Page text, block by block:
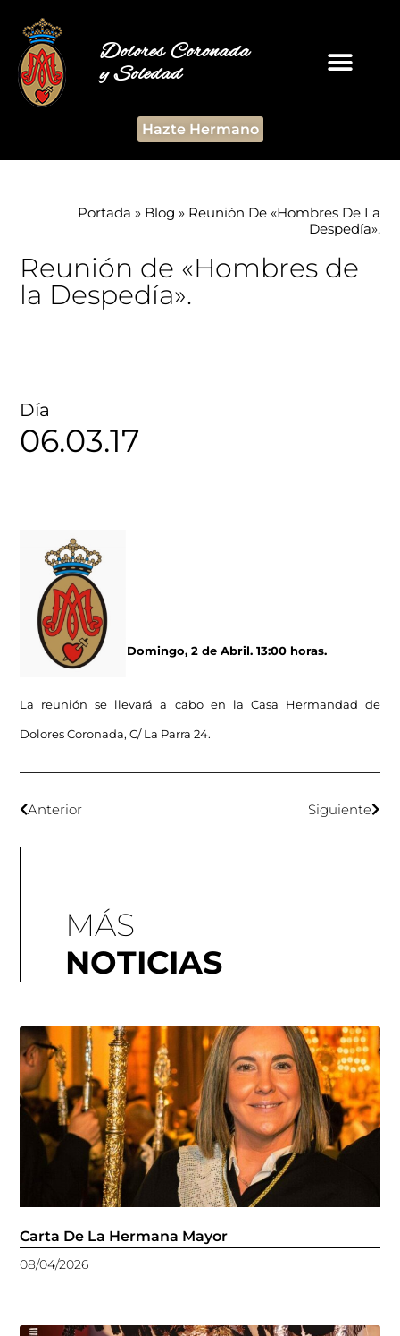
Dolores Coronada
y Soledad
Hazte Hermano
Portada » Blog » Reunión De «Hombres De La
Despedía».
Reunión de «Hombres de
la Despedía».
Día
06.03.17
Domingo, 2 de Abril. 13:00 horas.
La reunión se llevará a cabo en la Casa Hermandad de
Dolores Coronada, C/ La Parra 24.
Anterior Siguiente
MÁS
NOTICIAS
Carta De La Hermana Mayor
08/04/2026